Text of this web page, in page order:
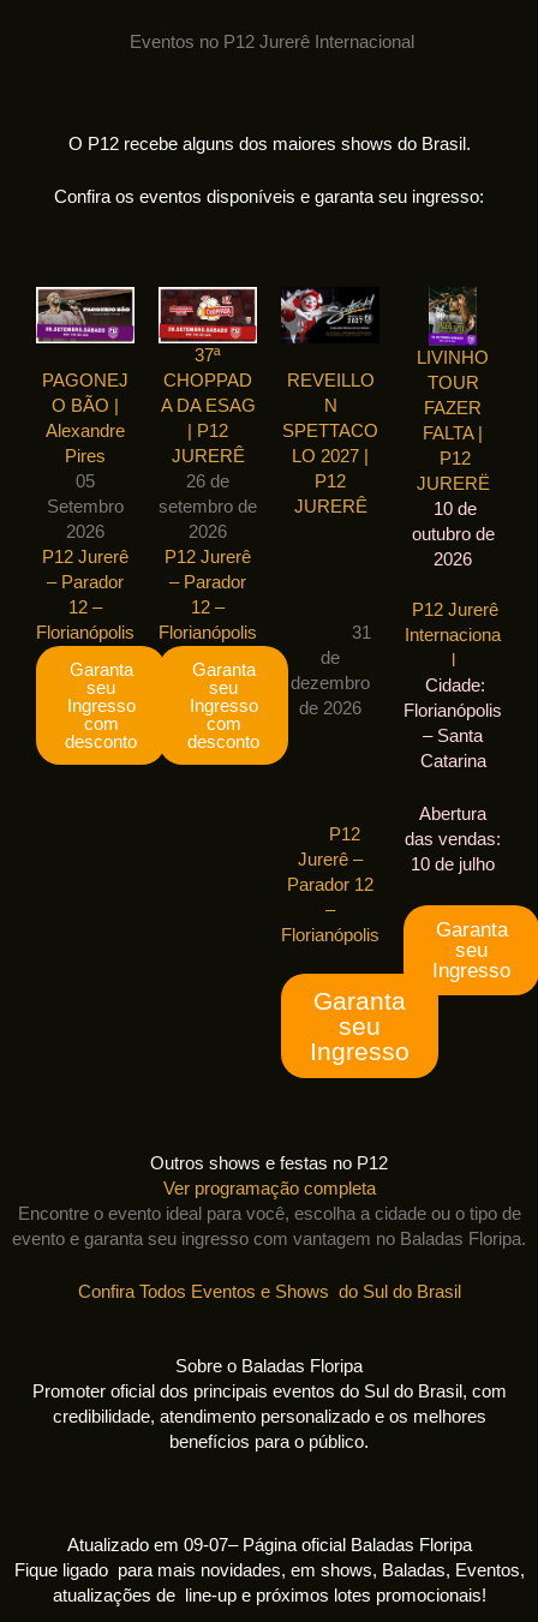
Eventos no P12 Jurerê Internacional
O P12 recebe alguns dos maiores shows do Brasil.
Confira os eventos disponíveis e garanta seu ingresso:
PAGONEJ
O BÃO |
Alexandre
Pires
05
Setembro
2026
P12 Jurerê
– Parador
12 –
Florianópolis
Garanta
seu
Ingresso
com
desconto
37ª
CHOPPAD
A DA ESAG
| P12
JURERÊ
26 de
setembro de
2026
P12 Jurerê
– Parador
12 –
Florianópolis
Garanta
seu
Ingresso
com
desconto
REVEILLO
N
SPETTACO
LO 2027 |
P12
JURERÊ
31
de
dezembro
de 2026
P12
Jurerê –
Parador 12
–
Florianópolis
Garanta
seu
Ingresso
LIVINHO
TOUR
FAZER
FALTA |
P12
JURERË
10 de
outubro de
2026
P12 Jurerê
Internaciona
Cidade:
Florianópolis
– Santa
Catarina
Abertura
das vendas:
10 de julho
Garanta
seu
Ingresso
Outros shows e festas no P12
Ver programação completa
Encontre o evento ideal para você, escolha a cidade ou o tipo de
evento e garanta seu ingresso com vantagem no Baladas Floripa.
Confira Todos Eventos e Shows do Sul do Brasil
Sobre o Baladas Floripa
Promoter oficial dos principais eventos do Sul do Brasil, com
credibilidade, atendimento personalizado e os melhores
benefícios para o público.
Atualizado em 09-07– Página oficial Baladas Floripa
Fique ligado para mais novidades, em shows, Baladas, Eventos,
atualizações de line-up e próximos lotes promocionais!